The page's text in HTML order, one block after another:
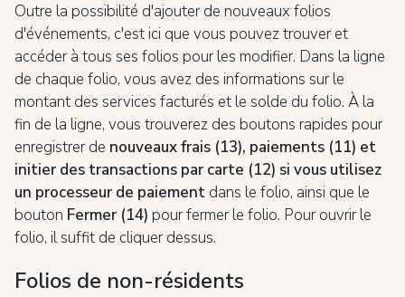
Outre la possibilité d'ajouter de nouveaux folios
d'événements, c'est ici que vous pouvez trouver et
accéder à tous ses folios pour les modifier. Dans la ligne
de chaque folio, vous avez des informations sur le
montant des services facturés et le solde du folio. À la
fin de la ligne, vous trouverez des boutons rapides pour
enregistrer de nouveaux frais (13), paiements (11) et
initier des transactions par carte (12) si vous utilisez
un processeur de paiement dans le folio, ainsi que le
bouton Fermer (14) pour fermer le folio. Pour ouvrir le
folio, il suffit de cliquer dessus.
Folios de non-résidents